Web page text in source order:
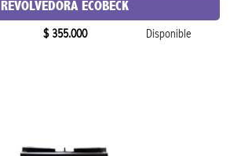
REVOLVEDORA ECOBECK
$ 355.000 Disponible